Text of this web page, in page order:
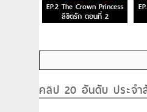
EP.2 The Crown Princess
ลิขิตรัก ตอนที่ 2
คลิป 20 อันดับ ประจำ